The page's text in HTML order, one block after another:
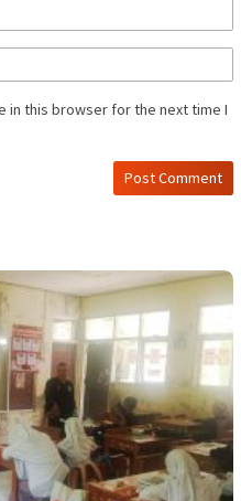
in this browser for the next time I